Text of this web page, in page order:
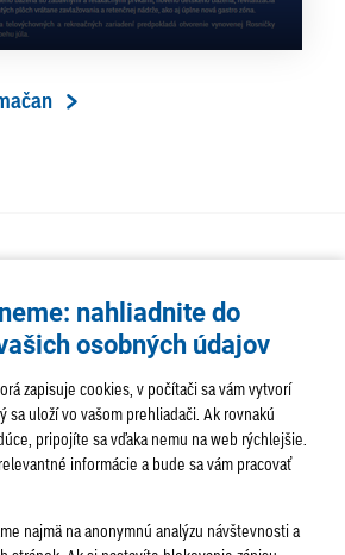
SAMOSPRÁVA
nahliadnite do
osobných údajov
zapisuje cookies, v počítači sa vám vytvorí
sa uloží vo vašom prehliadači. Ak rovnakú
pripojíte sa vďaka nemu na web rýchlejšie.
informácie a bude sa vám pracovať
najmä na anonymnú analýzu návštevnosti a